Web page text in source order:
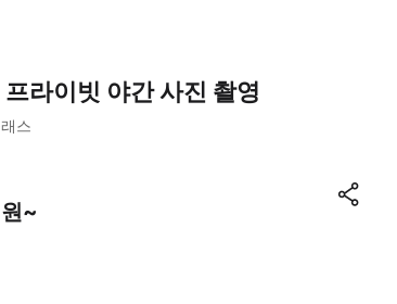
라이빗 야간 사진 촬영
스
~